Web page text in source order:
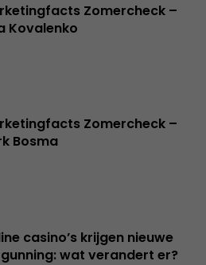
Zomercheck –
Kovalenko
Zomercheck –
Bosma
casino’s krijgen nieuwe
wat verandert er?